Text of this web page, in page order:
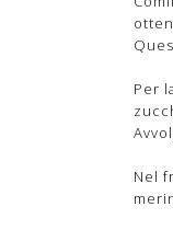
Per
Nel